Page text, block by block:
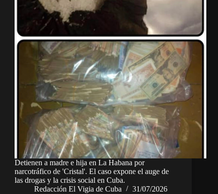
Detienen a madre e hija en La Habana por
narcotráfico de 'Cristal'. El caso expone el auge de
las drogas y la crisis social en Cuba.
Redacción El Vigia de Cuba
31/07/2026